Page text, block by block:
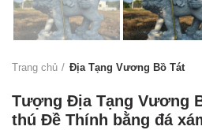
Trang chủ Địa Tạng Vương Bồ Tát
Tượng Địa Tạng Vương
thú Đề Thính bằng đá